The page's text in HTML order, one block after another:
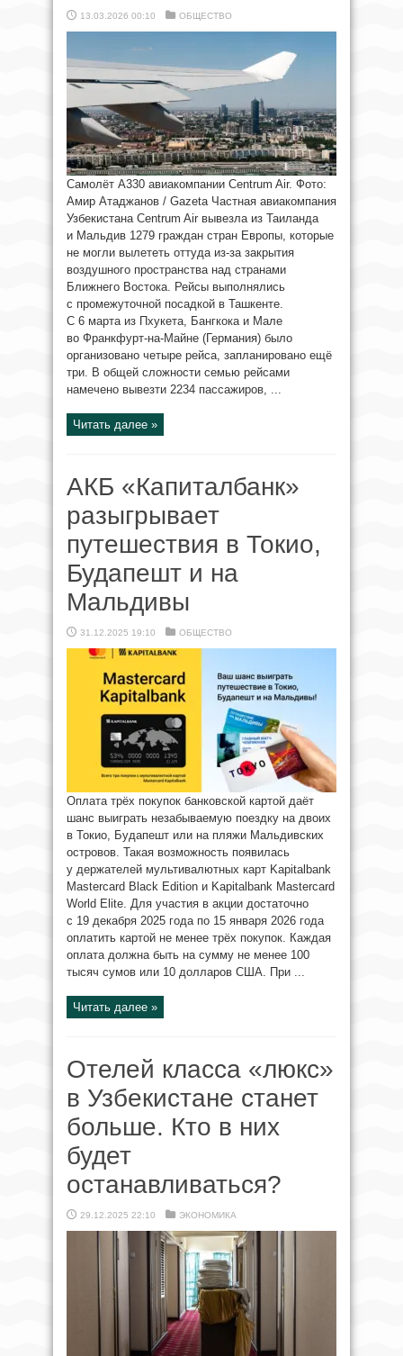
13.03.2026 00:10 ОБЩЕСТВО
Самолёт A330 авиакомпании Centrum Air. Фото:
Амир Атаджанов / Gazeta Частная авиакомпания
Узбекистана Centrum Air вывезла из Таиланда
и Мальдив 1279 граждан стран Европы, которые
не могли вылететь оттуда из-за закрытия
воздушного пространства над странами
Ближнего Востока. Рейсы выполнялись
с промежуточной посадкой в Ташкенте.
С 6 марта из Пхукета, Бангкока и Мале
во Франкфурт-на-Майне (Германия) было
организовано четыре рейса, запланировано ещё
три. В общей сложности семью рейсами
намечено вывезти 2234 пассажиров, ...
Читать далее »
АКБ «Капиталбанк»
разыгрывает
путешествия в Токио,
Будапешт и на
Мальдивы
31.12.2025 19:10 ОБЩЕСТВО
Оплата трёх покупок банковской картой даёт
шанс выиграть незабываемую поездку на двоих
в Токио, Будапешт или на пляжи Мальдивских
островов. Такая возможность появилась
у держателей мультивалютных карт Kapitalbank
Mastercard Black Edition и Kapitalbank Mastercard
World Elite. Для участия в акции достаточно
с 19 декабря 2025 года по 15 января 2026 года
оплатить картой не менее трёх покупок. Каждая
оплата должна быть на сумму не менее 100
тысяч сумов или 10 долларов США. При ...
Читать далее »
Отелей класса «люкс»
в Узбекистане станет
больше. Кто в них
будет
останавливаться?
29.12.2025 22:10 ЭКОНОМИКА